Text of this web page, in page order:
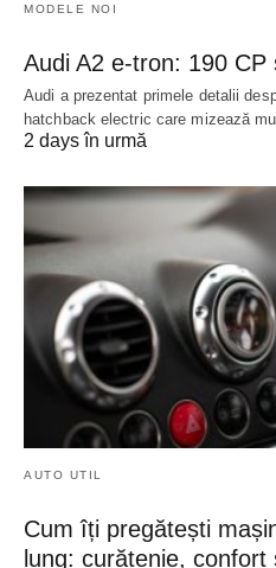
MODELE NOI
Audi A2 e-tron: 190
Audi a prezentat primele detalii
hatchback electric care mizează
2 days în urmă
AUTO UTIL
Cum îți pregătești
lung: curățenie, confort